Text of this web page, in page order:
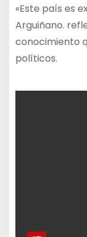
«Este país es
Arguiñano.
conocimiento
políticos.